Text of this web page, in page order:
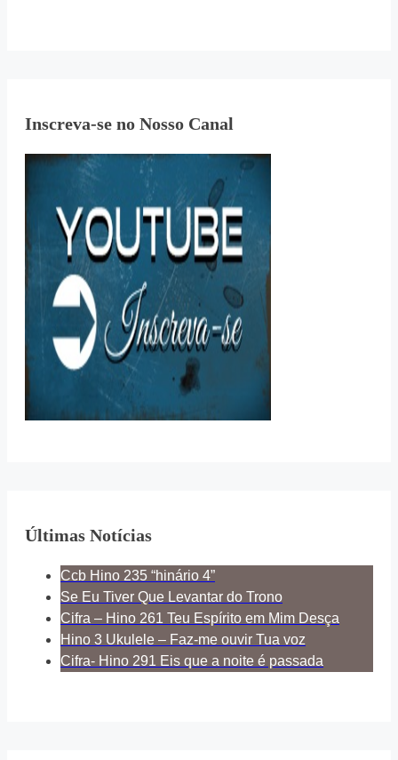
Inscreva-se no Nosso Canal
Últimas Notícias
Ccb Hino 235 “hinário 4”
Se Eu Tiver Que Levantar do Trono
Cifra – Hino 261 Teu Espírito em Mim Desça
Hino 3 Ukulele – Faz-me ouvir Tua voz
Cifra- Hino 291 Eis que a noite é passada